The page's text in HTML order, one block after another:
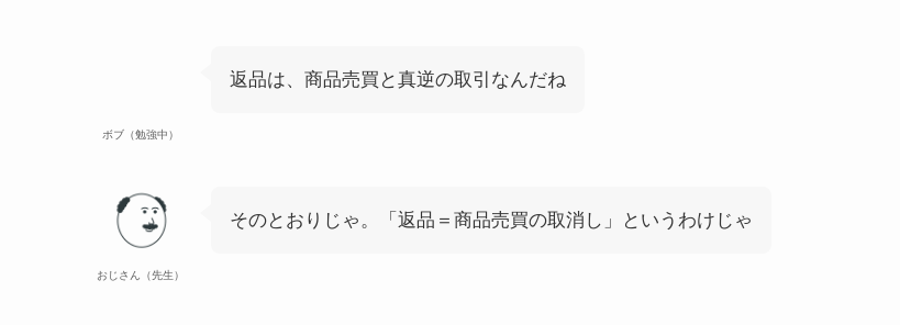
ボブ（勉強中）
返品は、商品売買と真逆の取引なんだね
おじさん（先生）
そのとおりじゃ。「返品＝商品売買の取消し」というわけじゃ